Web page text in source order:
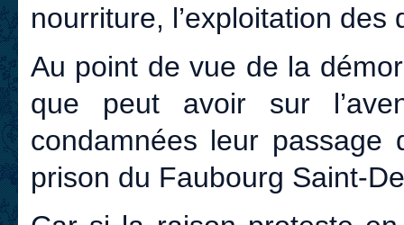
nourriture, l’exploitation des
Au point de vue de la
que peut avoir sur
condamnées leur passage
prison du Faubourg Saint-